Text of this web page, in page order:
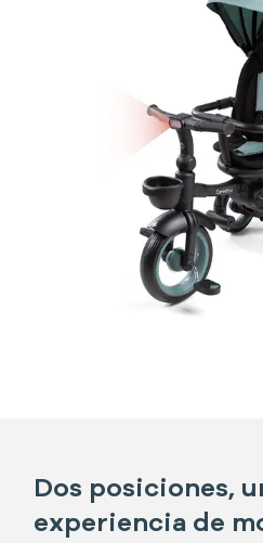
Dos posiciones,
experiencia de